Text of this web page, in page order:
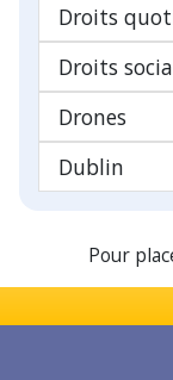
Droits
Droits
Drones
Dublin
Pour